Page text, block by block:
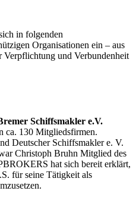
in folgenden
Organisationen ein – aus
Verpflichtung und Verbundenheit
Schiffsmakler e.V.
ca. 130 Mitgliedsfirmen.
Deutscher Schiffsmakler e. V.
Christoph Bruhn Mitglied des
hat sich bereit erklärt,
für seine Tätigkeit als